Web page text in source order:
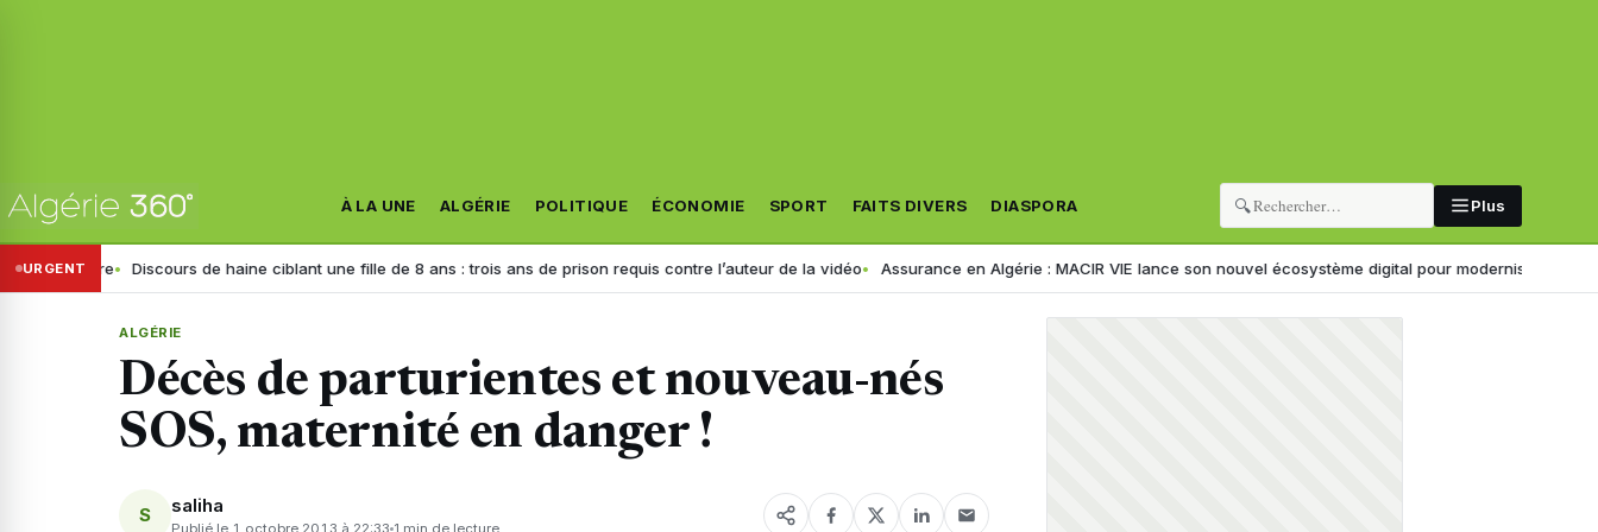
À LA UNE ALGÉRIE POLITIQUE ÉCONOMIE SPORT FAITS DIVERS DIASPORA 🔍 Plus
URGENTDiscours de haine ciblant une fille de 8 ans : trois ans de prison requis contre l’auteur de la vidéo Assurance en Algérie : MACIR VIE lance son nouvel écosystème digital pour moderniser l’expérience
ALGÉRIE
Décès de parturientes et nouveau-nés
SOS, maternité en danger !
S saliha
Publié le 1 octobre 2013 à 22:33 1 min de lecture